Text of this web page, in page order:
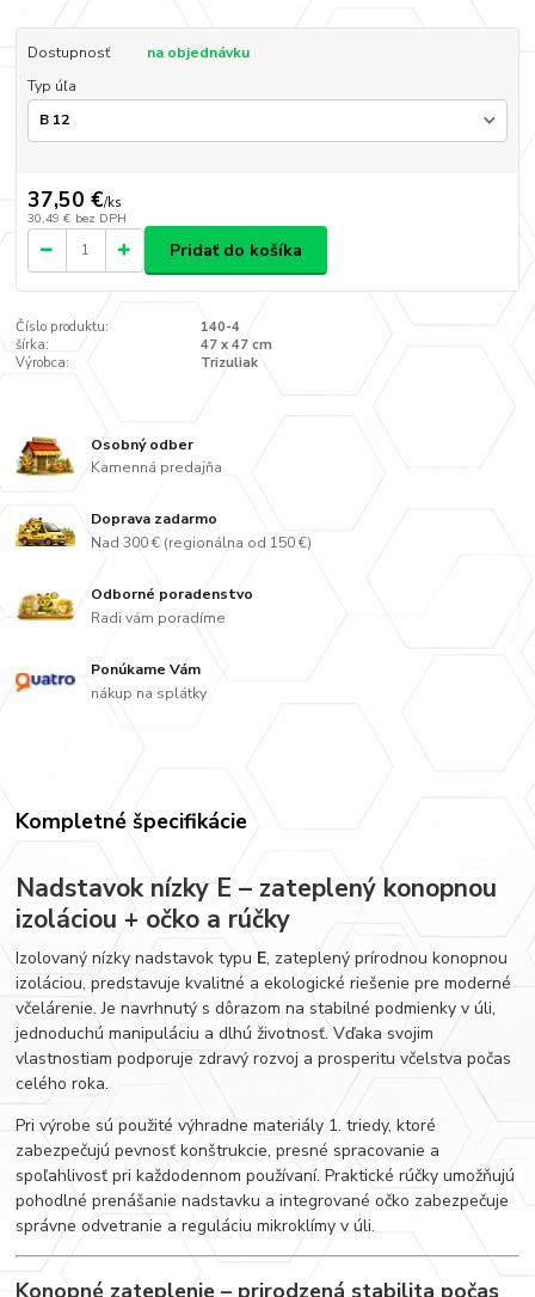
Dostupnosť
na objednávku
Typ úľa
37,50 €/ks
30,49 € bez DPH
Pridať do košíka
Číslo produktu:
140-4
šírka:
47 x 47 cm
Výrobca:
Trizuliak
Osobný odber
Kamenná predajňa
Doprava zadarmo
Nad 300 € (regionálna od 150 €)
Odborné poradenstvo
Radi vám poradíme
Ponúkame Vám
nákup na splátky
Kompletné špecifikácie
Nadstavok nízky E – zateplený konopnou
izoláciou + očko a rúčky
Izolovaný nízky nadstavok typu E, zateplený prírodnou konopnou
izoláciou, predstavuje kvalitné a ekologické riešenie pre moderné
včelárenie. Je navrhnutý s dôrazom na stabilné podmienky v úli,
jednoduchú manipuláciu a dlhú životnosť. Vďaka svojim
vlastnostiam podporuje zdravý rozvoj a prosperitu včelstva počas
celého roka.
Pri výrobe sú použité výhradne materiály 1. triedy, ktoré
zabezpečujú pevnosť konštrukcie, presné spracovanie a
spoľahlivosť pri každodennom používaní. Praktické rúčky umožňujú
pohodlné prenášanie nadstavku a integrované očko zabezpečuje
správne odvetranie a reguláciu mikroklímy v úli.
Konopné zateplenie – prirodzená stabilita počas